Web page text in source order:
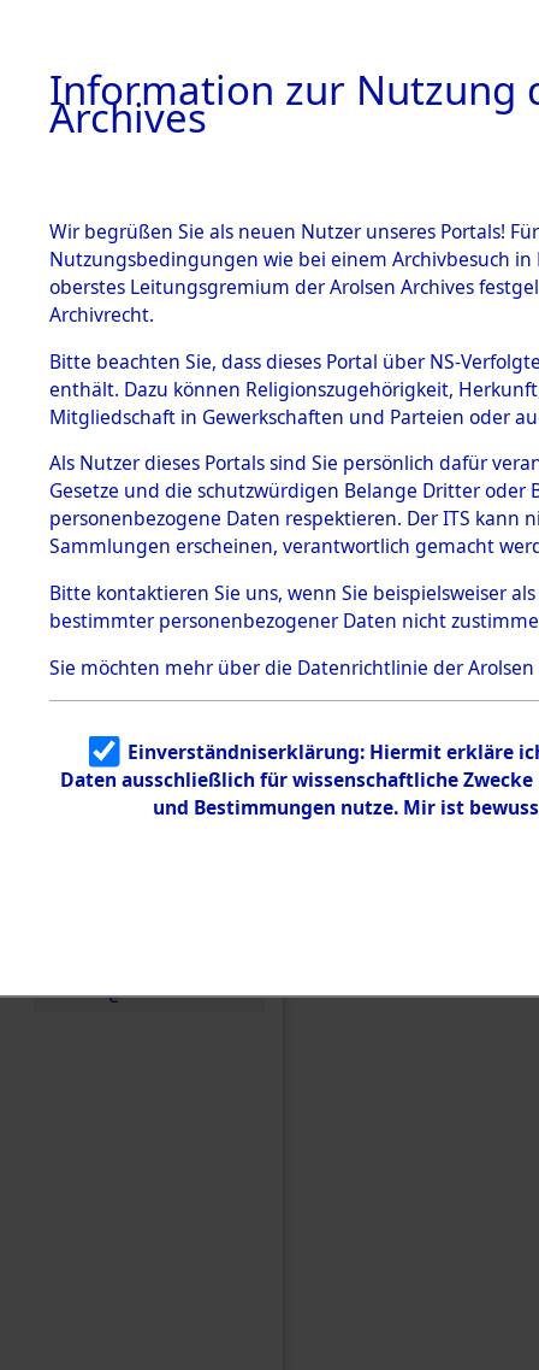
BESTÄNDE
1.
mente
5. Verschiedenes
5.3
Todesmärsche
5.3.1 Alliierte
Erhebungen
zu
Todesmärsch
en
5.3.2
Identifizierun
g
5.3.3
Todesmärsch
e
Bayern→
Information zur Nutzung
Archives
Wir begrüßen Sie als neuen Nutzer unseres Portals!
Nutzungsbedingungen wie bei einem Archivbesuch
oberstes Leitungsgremium der Arolsen Archives
Archivrecht.
Bitte beachten Sie, dass dieses Portal über NS-
enthält. Dazu können Religionszugehörigkeit,
Mitgliedschaft in Gewerkschaften und Parteien oder
Als Nutzer dieses Portals sind Sie persönlich dafür
Gesetze und die schutzwürdigen Belange Dritter
personenbezogene Daten respektieren. Der ITS
Sammlungen erscheinen, verantwortlich gemacht
Bitte kontaktieren Sie uns, wenn Sie beispielsweiser
bestimmter personenbezogener Daten nicht
Sie möchten mehr über die Datenrichtlinie der Arolsen
Einverständniserklärung: Hiermit erkläre
Daten ausschließlich für wissenschaftliche
und Bestimmungen nutze. Mir ist